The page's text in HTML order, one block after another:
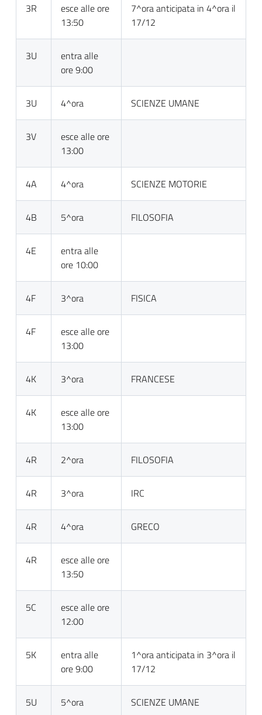
3R
esce alle ore
13:50
7^ora anticipata in 4^ora il
17/12
3U
entra alle
ore 9:00
3U 4^ora SCIENZE UMANE
3V
esce alle ore
13:00
4A 4^ora SCIENZE MOTORIE
4B 5^ora FILOSOFIA
4E
entra alle
ore 10:00
4F 3^ora FISICA
4F
esce alle ore
13:00
4K 3^ora FRANCESE
4K
esce alle ore
13:00
4R 2^ora FILOSOFIA
4R 3^ora IRC
4R 4^ora GRECO
4R
esce alle ore
13:50
5C
esce alle ore
12:00
5K
entra alle
ore 9:00
1^ora anticipata in 3^ora il
17/12
5U 5^ora SCIENZE UMANE